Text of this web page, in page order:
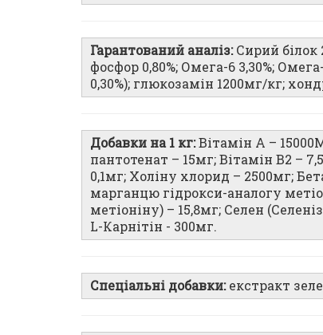
Гарантований аналіз:Сирий білок
фосфор 0,80%; Омега-6 3,30%;
0,30%); глюкозамін 1200мг/кг;
Добавки на 1 кг:Вітамін А –
пантотенат – 15мг; Вітамін B2 –
0,1мг; Холіну хлорид – 2500мг;
марганцю гідрокси-аналогу
метіоніну) – 15,8мг; Селен
L-Карнітін - 300мг.
Спеціальні добавки:екстракт